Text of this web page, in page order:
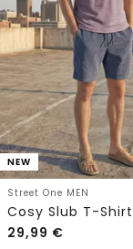
NEW
Street One MEN
29,99 €